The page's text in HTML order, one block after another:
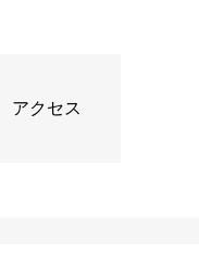
アクセス